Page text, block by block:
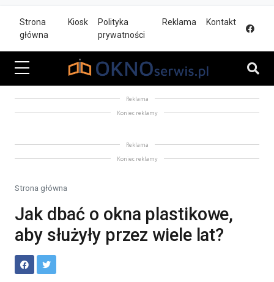
Strona
główna
Kiosk
Polityka
prywatności
Reklama Kontakt
Reklama
Koniec reklamy
Reklama
Koniec reklamy
Strona główna
Jak dbać o okna plastikowe,
aby służyły przez wiele lat?